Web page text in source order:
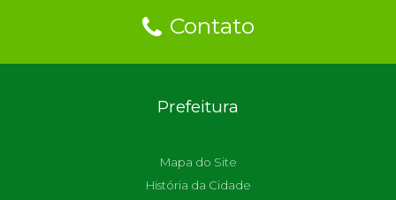
Contato
Prefeitura
Mapa do Site
História da Cidade